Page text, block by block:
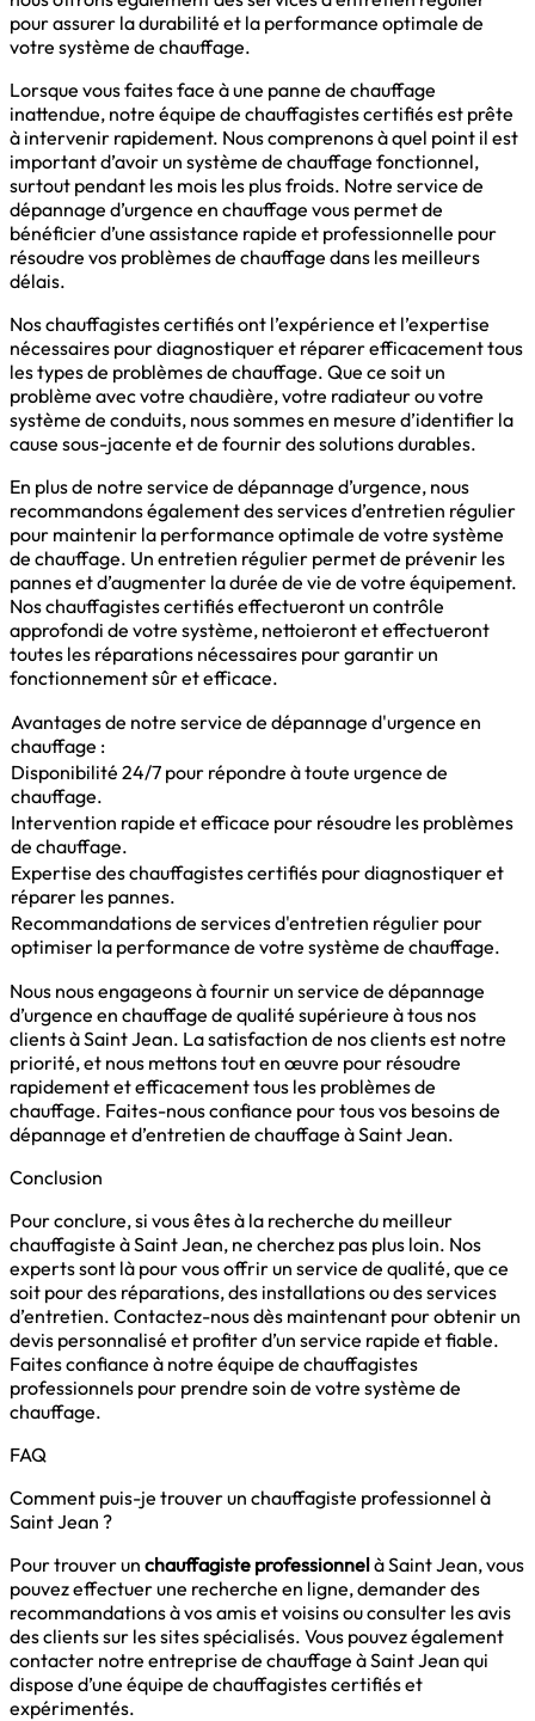
pour assurer la durabilité et la performance optimale de
votre système de chauffage.
Lorsque vous faites face à une panne de chauffage
inattendue, notre équipe de chauffagistes certifiés est prête
à intervenir rapidement. Nous comprenons à quel point il est
important d’avoir un système de chauffage fonctionnel,
surtout pendant les mois les plus froids. Notre service de
dépannage d’urgence en chauffage vous permet de
bénéficier d’une assistance rapide et professionnelle pour
résoudre vos problèmes de chauffage dans les meilleurs
délais.
Nos chauffagistes certifiés ont l’expérience et l’expertise
nécessaires pour diagnostiquer et réparer efficacement tous
les types de problèmes de chauffage. Que ce soit un
problème avec votre chaudière, votre radiateur ou votre
système de conduits, nous sommes en mesure d’identifier la
cause sous-jacente et de fournir des solutions durables.
En plus de notre service de dépannage d’urgence, nous
recommandons également des services d’entretien régulier
pour maintenir la performance optimale de votre système
de chauffage. Un entretien régulier permet de prévenir les
pannes et d’augmenter la durée de vie de votre équipement.
Nos chauffagistes certifiés effectueront un contrôle
approfondi de votre système, nettoieront et effectueront
toutes les réparations nécessaires pour garantir un
fonctionnement sûr et efficace.
Avantages de notre service de dépannage d'urgence en
chauffage :
Disponibilité 24/7 pour répondre à toute urgence de
chauffage.
Intervention rapide et efficace pour résoudre les problèmes
de chauffage.
Expertise des chauffagistes certifiés pour diagnostiquer et
réparer les pannes.
Recommandations de services d'entretien régulier pour
optimiser la performance de votre système de chauffage.
Nous nous engageons à fournir un service de dépannage
d’urgence en chauffage de qualité supérieure à tous nos
clients à Saint Jean. La satisfaction de nos clients est notre
priorité, et nous mettons tout en œuvre pour résoudre
rapidement et efficacement tous les problèmes de
chauffage. Faites-nous confiance pour tous vos besoins de
dépannage et d’entretien de chauffage à Saint Jean.
Conclusion
Pour conclure, si vous êtes à la recherche du meilleur
chauffagiste à Saint Jean, ne cherchez pas plus loin. Nos
experts sont là pour vous offrir un service de qualité, que ce
soit pour des réparations, des installations ou des services
d’entretien. Contactez-nous dès maintenant pour obtenir un
devis personnalisé et profiter d’un service rapide et fiable.
Faites confiance à notre équipe de chauffagistes
professionnels pour prendre soin de votre système de
chauffage.
FAQ
Comment puis-je trouver un chauffagiste professionnel à
Saint Jean ?
Pour trouver un chauffagiste professionnelà Saint Jean, vous
pouvez effectuer une recherche en ligne, demander des
recommandations à vos amis et voisins ou consulter les avis
des clients sur les sites spécialisés. Vous pouvez également
contacter notre entreprise de chauffage à Saint Jean qui
dispose d’une équipe de chauffagistes certifiés et
expérimentés.